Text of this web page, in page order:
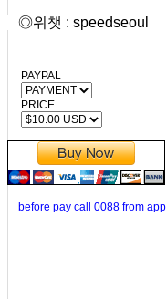
◎위챗 : speedseoul
PAYPAL
PRICE
before pay call 0088 from app